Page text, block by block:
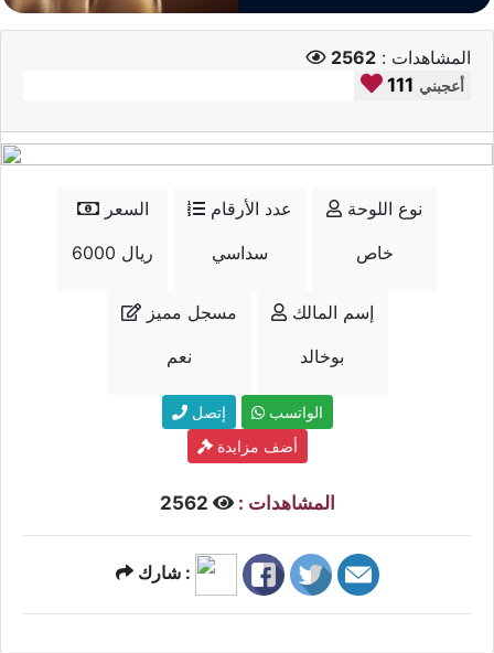
المشاهدات : 2562
111 أعجبني
السعر
6000 ريال
عدد الأرقام
سداسي
نوع اللوحة
خاص
مسجل مميز
نعم
إسم المالك
بوخالد
إتصل
الواتسب
أضف مزايدة
المشاهدات :
شارك :